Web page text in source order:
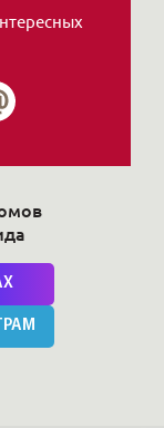
сайта